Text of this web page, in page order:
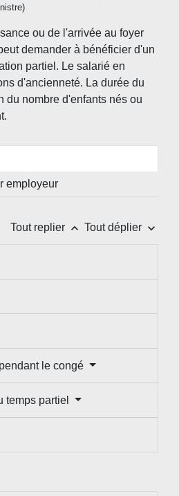
ou de l'arrivée au foyer
demander à bénéficier d'un
partiel. Le salarié en
d'ancienneté. La durée du
du nombre d'enfants nés ou
employeur
Tout replier keyboard_arrow_up Tout déplier keyboard_arrow_down
le congé
temps partiel